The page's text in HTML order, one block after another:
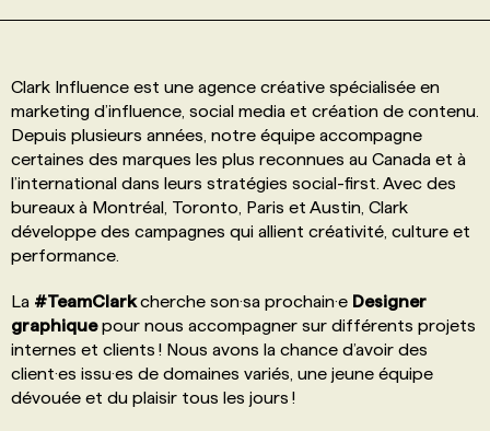
FAQ
ANNONCEZ AVEC NOUS
Clark Influence est une agence créative spécialisée en
marketing d’influence, social media et création de contenu.
Depuis plusieurs années, notre équipe accompagne
certaines des marques les plus reconnues au Canada et à
l’international dans leurs stratégies social-first. Avec des
bureaux à Montréal, Toronto, Paris et Austin, Clark
développe des campagnes qui allient créativité, culture et
performance.
La #TeamClarkcherche son·sa prochain·e Designer
graphiquepour nous accompagner sur différents projets
internes et clients ! Nous avons la chance d’avoir des
client·es issu·es de domaines variés, une jeune équipe
dévouée et du plaisir tous les jours !